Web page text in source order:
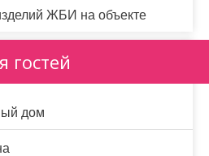
ЖБИ на объекте
гостей
дом